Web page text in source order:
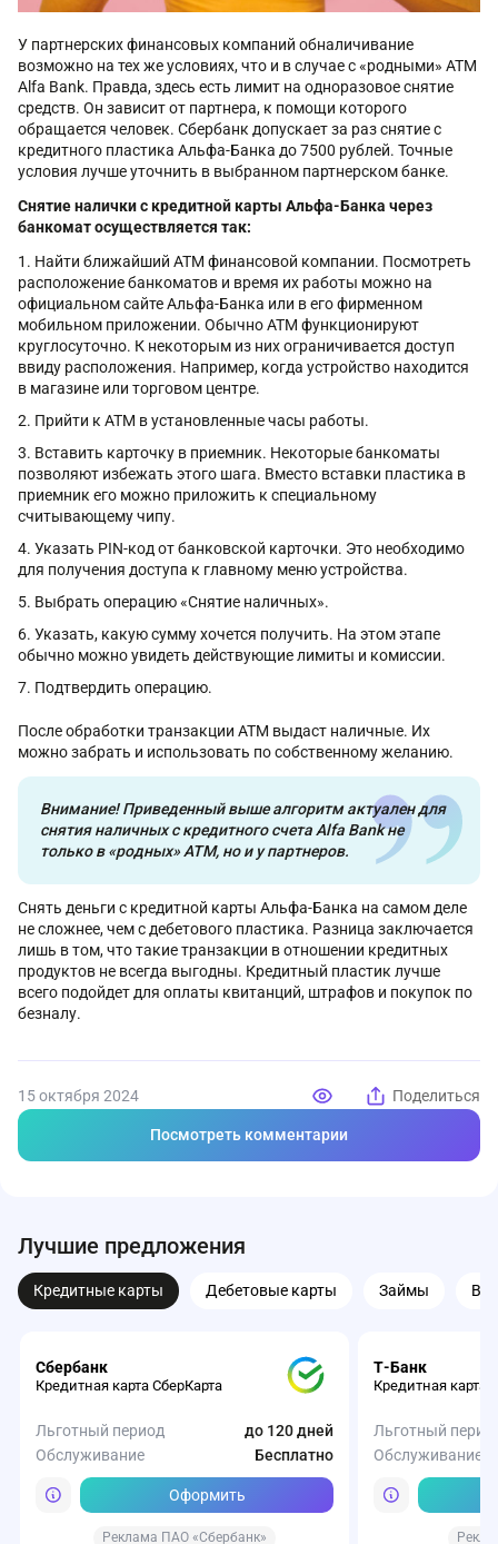
У партнерских финансовых компаний обналичивание
возможно на тех же условиях, что и в случае с «родными» ATM
Alfa Bank. Правда, здесь есть лимит на одноразовое снятие
средств. Он зависит от партнера, к помощи которого
обращается человек. Сбербанк допускает за раз снятие с
кредитного пластика Альфа-Банка до 7500 рублей. Точные
условия лучше уточнить в выбранном партнерском банке.
Снятие налички с кредитной карты Альфа-Банка через
банкомат осуществляется так:
Найти ближайший ATM финансовой компании. Посмотреть
расположение банкоматов и время их работы можно на
официальном сайте Альфа-Банка или в его фирменном
мобильном приложении. Обычно ATM функционируют
круглосуточно. К некоторым из них ограничивается доступ
ввиду расположения. Например, когда устройство находится
в магазине или торговом центре.
Прийти к ATM в установленные часы работы.
Вставить карточку в приемник. Некоторые банкоматы
позволяют избежать этого шага. Вместо вставки пластика в
приемник его можно приложить к специальному
считывающему чипу.
Указать PIN-код от банковской карточки. Это необходимо
для получения доступа к главному меню устройства.
Выбрать операцию «Снятие наличных».
Указать, какую сумму хочется получить. На этом этапе
обычно можно увидеть действующие лимиты и комиссии.
Подтвердить операцию.
После обработки транзакции ATM выдаст наличные. Их
можно забрать и использовать по собственному желанию.
Внимание! Приведенный выше алгоритм актуален для
снятия наличных с кредитного счета Alfa Bank не
только в «родных» ATM, но и у партнеров.
Снять деньги с кредитной карты Альфа-Банка на самом деле
не сложнее, чем с дебетового пластика. Разница заключается
лишь в том, что такие транзакции в отношении кредитных
продуктов не всегда выгодны. Кредитный пластик лучше
всего подойдет для оплаты квитанций, штрафов и покупок по
безналу.
15 октября 2024 Поделиться
Посмотреть комментарии
Лучшие предложения
Кредитные карты Дебетовые карты Займы
Сбербанк
Кредитная карта СберКарта
Льготный период
до 120 дней
Обслуживание
Бесплатно
Оформить
Реклама ПАО «Сбербанк»
Т-Банк
Кредитная карта
Льготный
Обслуживание